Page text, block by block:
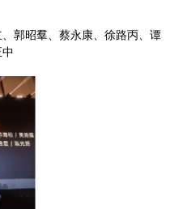
郭昭羣、蔡永康、徐路丙、谭